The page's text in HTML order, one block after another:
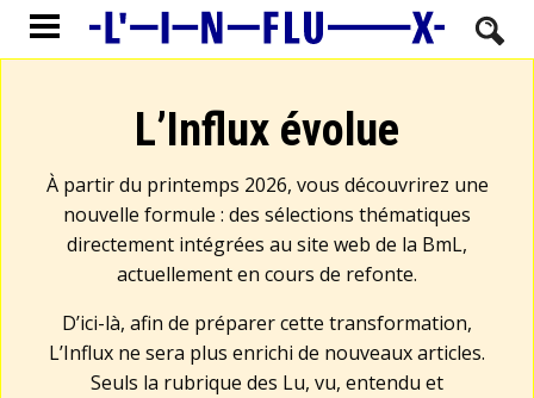
L’Influx évolue
À partir du printemps 2026, vous découvrirez une
nouvelle formule : des sélections thématiques
directement intégrées au site web de la BmL,
actuellement en cours de refonte.
D’ici-là, afin de préparer cette transformation,
L’Influx ne sera plus enrichi de nouveaux articles.
Seuls la rubrique des Lu, vu, entendu et